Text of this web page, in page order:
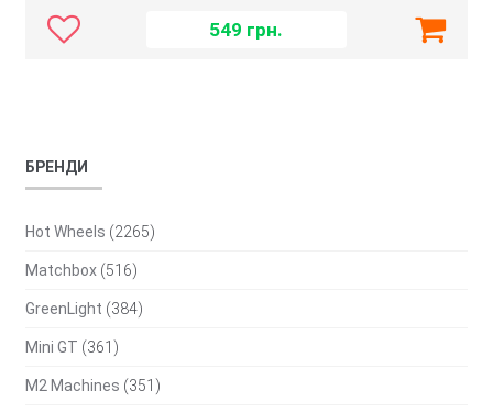
549 грн.
БРЕНДИ
Hot Wheels (2265)
Matchbox (516)
GreenLight (384)
Mini GT (361)
M2 Machines (351)